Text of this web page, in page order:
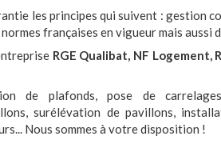
les principes qui suivent : gestion
françaises en vigueur mais
RGE Qualibat, NF Logement,
de plafonds, pose de
surélévation de pavillons,
Nous sommes à votre disposition !